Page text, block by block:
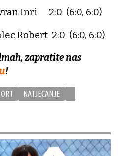
Inri 2:0 (6:0, 6:0)
Robert 2:0 (6:0, 6:0)
zapratite nas
!
NATJECANJE